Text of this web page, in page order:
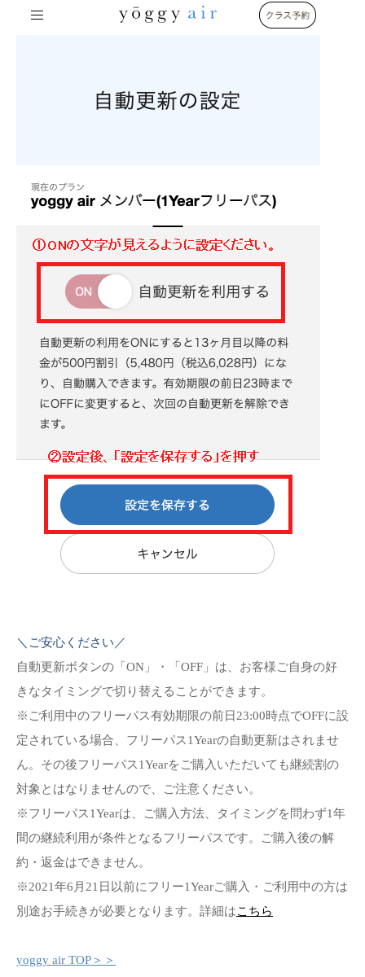
＼ご安心ください／
自動更新ボタンの「ON」・「OFF」は、お客様ご自身の好
きなタイミングで切り替えることができます。
※ご利用中のフリーパス有効期限の前日23:00時点でOFFに設
定されている場合、フリーパス1Yearの自動更新はされませ
ん。その後フリーパス1Yearをご購入いただいても継続割の
対象とはなりませんので、ご注意ください。
※フリーパス1Yearは、ご購入方法、タイミングを問わず1年
間の継続利用が条件となるフリーパスです。ご購入後の解
約・返金はできません。
※2021年6月21日以前にフリー1Yearご購入・ご利用中の方は
別途お手続きが必要となります。詳細はこちら
yoggy air TOP＞＞